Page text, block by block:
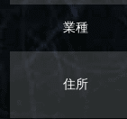
業種
住所